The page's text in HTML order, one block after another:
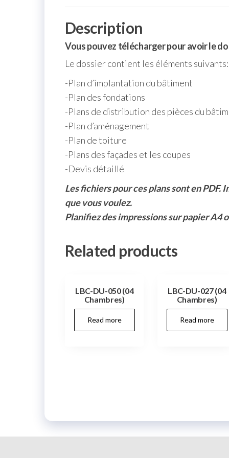
Description
Vous pouvez télécharger pour avoir le
Le dossier contient les éléments suivants:
-Plan d’implantation du bâtiment
-Plan des fondations
-Plans de distribution des pièces du
-Plan d’aménagement
-Plan de toiture
-Plans des façades et les coupes
-Devis détaillé
Les fichiers pour ces plans sont en
que vous voulez.
Planifiez des impressions sur papier A4
Related products
LBC-DU-050 (04
Chambres)
Read more
LBC-DU-027 (04
Chambres)
Read more